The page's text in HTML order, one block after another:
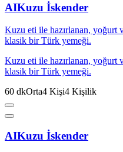
AIKuzu İskender
Kuzu eti ile hazırlanan, yoğurt
klasik bir Türk yemeği.
Kuzu eti ile hazırlanan, yoğurt
klasik bir Türk yemeği.
60 dkOrta4 Kişi4 Kişilik
AIKuzu İskender